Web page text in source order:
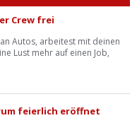
Crew frei
Autos, arbeitest mit deinen
Lust mehr auf einen Job,
feierlich eröffnet